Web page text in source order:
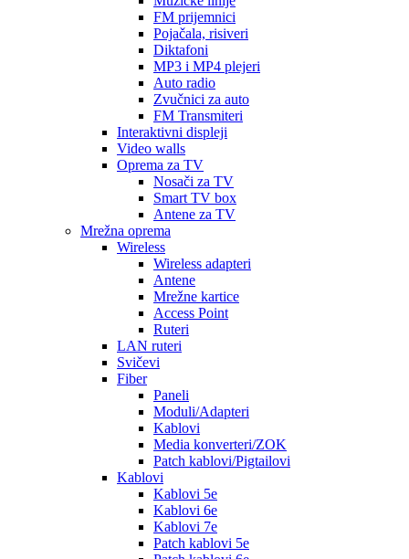
FM prijemnici
Pojačala, risiveri
Diktafoni
MP3 i MP4 plejeri
Auto radio
Zvučnici za auto
FM Transmiteri
Interaktivni displeji
Video walls
Oprema za TV
Nosači za TV
Smart TV box
Antene za TV
Mrežna oprema
Wireless
Wireless adapteri
Antene
Mrežne kartice
Access Point
Ruteri
LAN ruteri
Svičevi
Fiber
Paneli
Moduli/Adapteri
Kablovi
Media konverteri/ZOK
Patch kablovi/Pigtailovi
Kablovi
Kablovi 5e
Kablovi 6e
Kablovi 7e
Patch kablovi 5e